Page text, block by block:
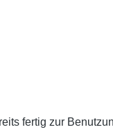
fertig zur